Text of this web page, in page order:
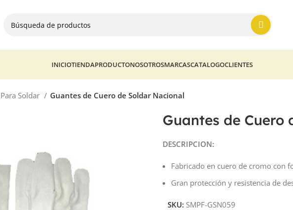
INICIOTIENDAPRODUCTONOSOTROSMARCASCATALOGOCLIENTES
Soldar Guantes de Cuero de Soldar Nacional
Guantes de Cuero
DESCRIPCION:
Fabricado en cuero de cromo con
Gran protección y resistencia de
SKU: SMPF-GSN059